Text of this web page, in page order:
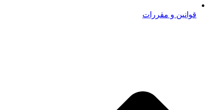
قوانین و مقررات